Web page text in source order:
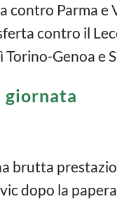
contro Parma e
contro il
Torino-Genoa e
giornata
brutta
dopo la